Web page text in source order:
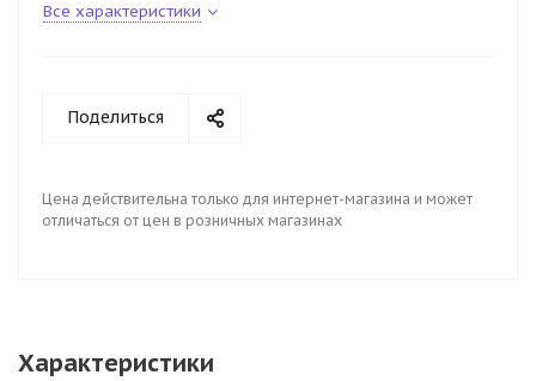
Все характеристики
Поделиться
Цена действительна только для интернет-магазина и может
отличаться от цен в розничных магазинах
Характеристики